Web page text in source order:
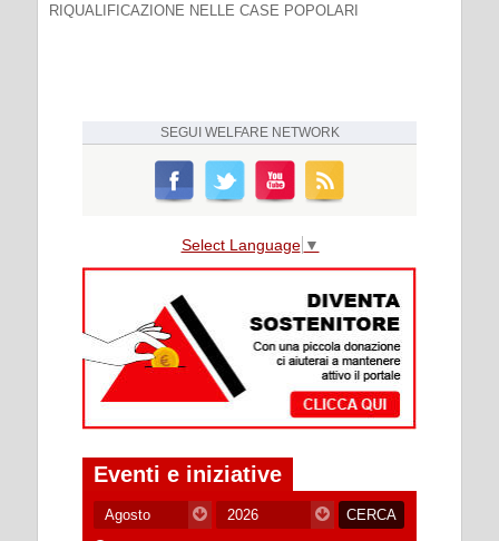
RIQUALIFICAZIONE NELLE CASE POPOLARI
SEGUI WELFARE NETWORK
Select Language ▼
Eventi e iniziative